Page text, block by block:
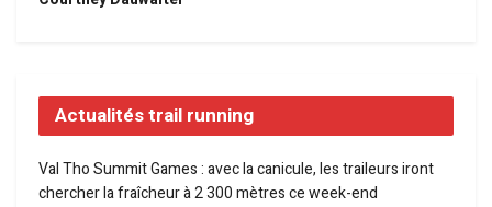
Actualités trail running
Val Tho Summit Games : avec la canicule, les traileurs iront
chercher la fraîcheur à 2 300 mètres ce week-end